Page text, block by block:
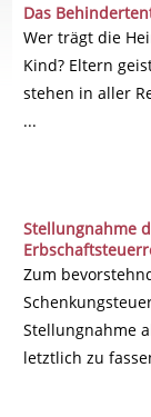
Das
Wer trägt die
Kind? Eltern
stehen in aller
...
Stellungnahme
Zum
Stellungnahme
letztlich zu